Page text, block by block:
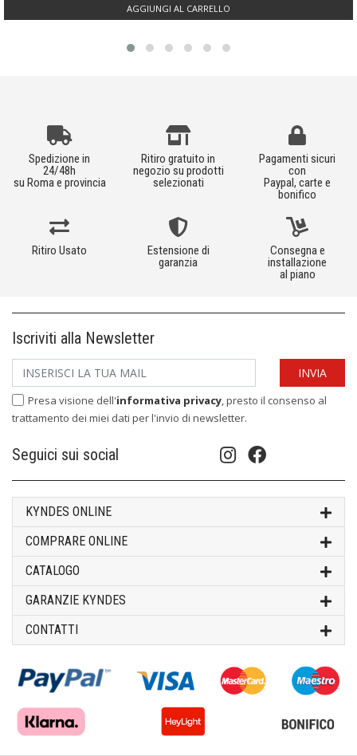
AGGIUNGI AL CARRELLO
Spedizione in
24/48h
su Roma e provincia
Ritiro gratuito in
negozio su prodotti
selezionati
Pagamenti sicuri
con
Paypal, carte e
bonifico
Ritiro Usato
Estensione di
garanzia
Consegna e
installazione
al piano
Iscriviti alla Newsletter
Presa visione dell'informativa privacy, presto il consenso al
trattamento dei miei dati per l'invio di newsletter.
Seguici sui social
KYNDES ONLINE
COMPRARE ONLINE
CATALOGO
GARANZIE KYNDES
CONTATTI